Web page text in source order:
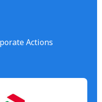
Actions